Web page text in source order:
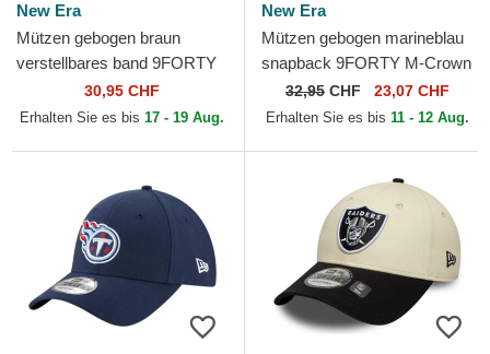
New Era
Mützen gebogen braun
verstellbares band 9FORTY
The League der Cleveland
Browns NFL von New Era
30,95 CHF
Erhalten Sie es bis 17 - 19 Aug.
New Era
Mützen gebogen marineblau
snapback 9FORTY M-Crown
Team der Houston Texans
NFL von New Era
32,95 CHF 23,07 CHF
Erhalten Sie es bis 11 - 12 Aug.